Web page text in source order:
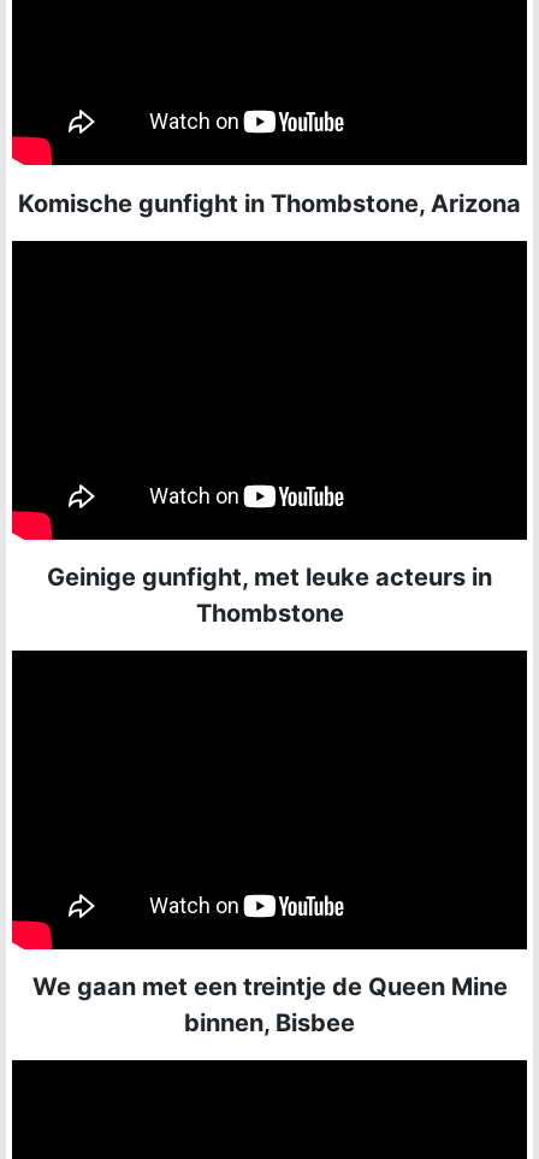
Komische gunfight in Thombstone, Arizona
Geinige gunfight, met leuke acteurs in
Thombstone
We gaan met een treintje de Queen Mine
binnen, Bisbee